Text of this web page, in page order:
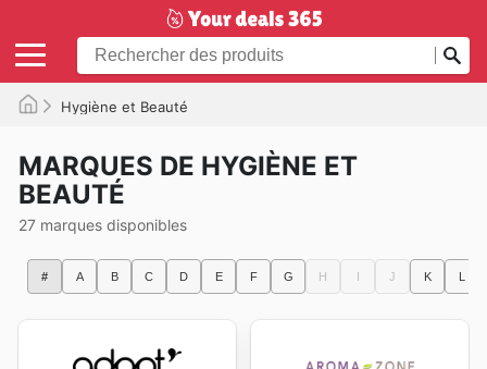
Hygiène et Beauté
MARQUES DE HYGIÈNE ET
BEAUTÉ
27 marques disponibles
# A B C D E F G H I J K L